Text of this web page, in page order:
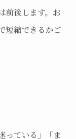
前後します。お
短縮できるかご
っている」「ま